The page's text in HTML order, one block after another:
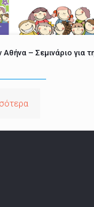
Αθήνα – Σεμινάριο για